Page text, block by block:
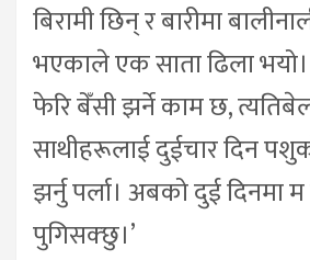
बिरामी छिन् र बारीमा
भएकाले एक साता ढिला
फेरि बेँसी झर्ने काम छ,
साथीहरूलाई दुईचार दिन
झर्नु पर्ला। अबको दुई दिनमा
पुगिसक्छु।’